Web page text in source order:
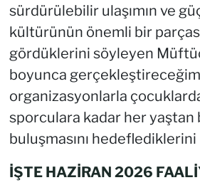
sürdürülebilir ulaşımın ve
kültürünün önemli bir
gördüklerini söyleyen
boyunca
organizasyonlarla
sporculara kadar her
buluşmasını
İŞTE HAZİRAN 2026